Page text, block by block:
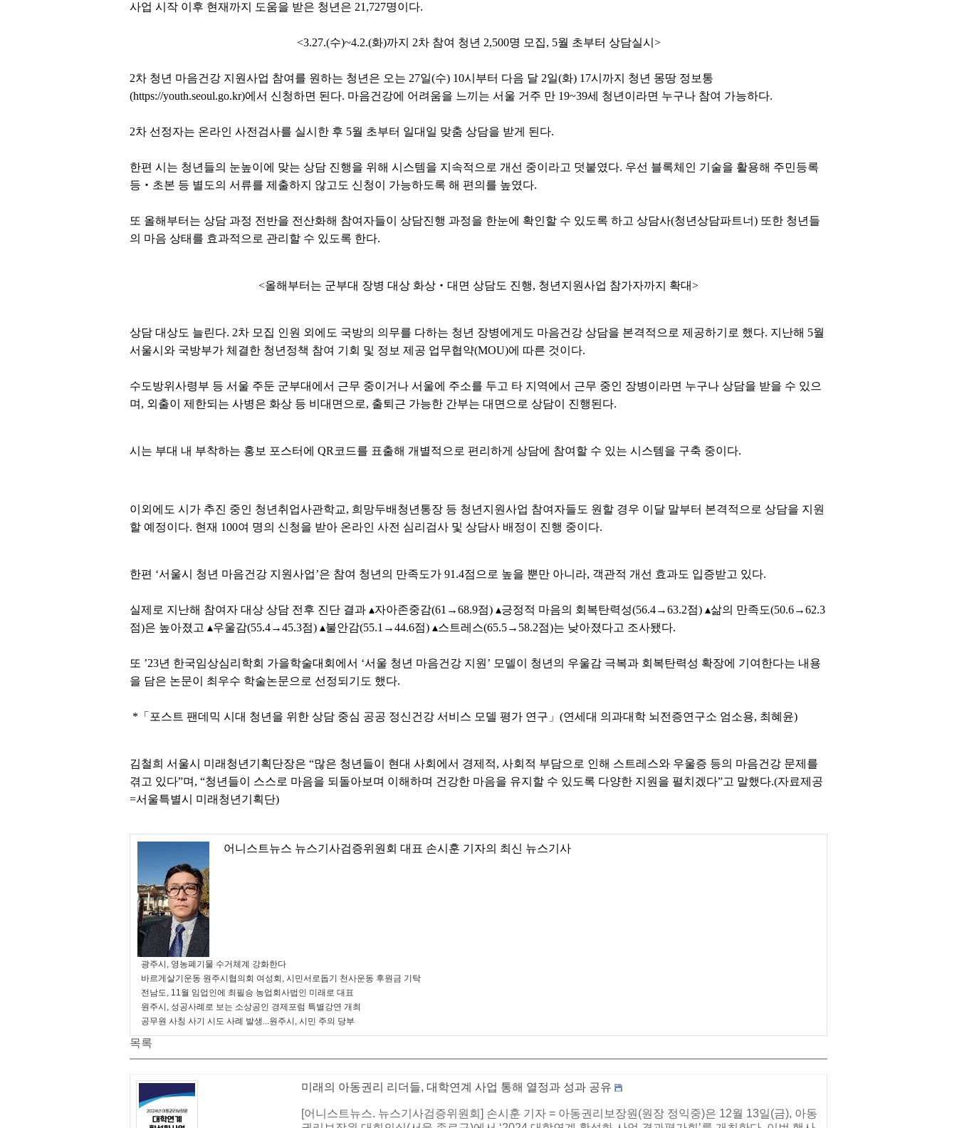
사업 시작 이후 현재까지 도움을 받은 청년은 21,727명이다.
<3.27.(수)~4.2.(화)까지 2차 참여 청년 2,500명 모집, 5월 초부터 상담실시>
2차 청년 마음건강 지원사업 참여를 원하는 청년은 오는 27일(수) 10시부터 다음 달 2일(화) 17시까지 청년 몽땅 정보통
(https://youth.seoul.go.kr)에서 신청하면 된다. 마음건강에 어려움을 느끼는 서울 거주 만 19~39세 청년이라면 누구나 참여 가능하다.
2차 선정자는 온라인 사전검사를 실시한 후 5월 초부터 일대일 맞춤 상담을 받게 된다.
한편 시는 청년들의 눈높이에 맞는 상담 진행을 위해 시스템을 지속적으로 개선 중이라고 덧붙였다. 우선 블록체인 기술을 활용해 주민등록
등‧초본 등 별도의 서류를 제출하지 않고도 신청이 가능하도록 해 편의를 높였다.
또 올해부터는 상담 과정 전반을 전산화해 참여자들이 상담진행 과정을 한눈에 확인할 수 있도록 하고 상담사(청년상담파트너) 또한 청년들
의 마음 상태를 효과적으로 관리할 수 있도록 한다.
<올해부터는 군부대 장병 대상 화상‧대면 상담도 진행, 청년지원사업 참가자까지 확대>
상담 대상도 늘린다. 2차 모집 인원 외에도 국방의 의무를 다하는 청년 장병에게도 마음건강 상담을 본격적으로 제공하기로 했다. 지난해 5월
서울시와 국방부가 체결한 청년정책 참여 기회 및 정보 제공 업무협약(MOU)에 따른 것이다.
수도방위사령부 등 서울 주둔 군부대에서 근무 중이거나 서울에 주소를 두고 타 지역에서 근무 중인 장병이라면 누구나 상담을 받을 수 있으
며, 외출이 제한되는 사병은 화상 등 비대면으로, 출퇴근 가능한 간부는 대면으로 상담이 진행된다.
시는 부대 내 부착하는 홍보 포스터에 QR코드를 표출해 개별적으로 편리하게 상담에 참여할 수 있는 시스템을 구축 중이다.
이외에도 시가 추진 중인 청년취업사관학교, 희망두배청년통장 등 청년지원사업 참여자들도 원할 경우 이달 말부터 본격적으로 상담을 지원
할 예정이다. 현재 100여 명의 신청을 받아 온라인 사전 심리검사 및 상담사 배정이 진행 중이다.
한편 ‘서울시 청년 마음건강 지원사업’은 참여 청년의 만족도가 91.4점으로 높을 뿐만 아니라, 객관적 개선 효과도 입증받고 있다.
실제로 지난해 참여자 대상 상담 전후 진단 결과 ▴자아존중감(61→68.9점) ▴긍정적 마음의 회복탄력성(56.4→63.2점) ▴삶의 만족도(50.6→62.3
점)은 높아졌고 ▴우울감(55.4→45.3점) ▴불안감(55.1→44.6점) ▴스트레스(65.5→58.2점)는 낮아졌다고 조사됐다.
또 ’23년 한국임상심리학회 가을학술대회에서 ‘서울 청년 마음건강 지원’ 모델이 청년의 우울감 극복과 회복탄력성 확장에 기여한다는 내용
을 담은 논문이 최우수 학술논문으로 선정되기도 했다.
*「포스트 팬데믹 시대 청년을 위한 상담 중심 공공 정신건강 서비스 모델 평가 연구」(연세대 의과대학 뇌전증연구소 엄소용, 최혜윤)
김철희 서울시 미래청년기획단장은 “많은 청년들이 현대 사회에서 경제적, 사회적 부담으로 인해 스트레스와 우울증 등의 마음건강 문제를
겪고 있다”며, “청년들이 스스로 마음을 되돌아보며 이해하며 건강한 마음을 유지할 수 있도록 다양한 지원을 펼치겠다”고 말했다.(자료제공
=서울특별시 미래청년기획단)
어니스트뉴스 뉴스기사검증위원회 대표 손시훈 기자의 최신 뉴스기사
광주시, 영농폐기물 수거체계 강화한다
바르게살기운동 원주시협의회 여성회, 시민서로돕기 천사운동 후원금 기탁
전남도, 11월 임업인에 최필승 농업회사법인 미래로 대표
원주시, 성공사례로 보는 소상공인 경제포럼 특별강연 개최
공무원 사칭 사기 시도 사례 발생...원주시, 시민 주의 당부
목록
미래의 아동권리 리더들, 대학연계 사업 통해 열정과 성과 공유
[어니스트뉴스. 뉴스기사검증위원회] 손시훈 기자 = 아동권리보장원(원장 정익중)은 12월 13일(금), 아동